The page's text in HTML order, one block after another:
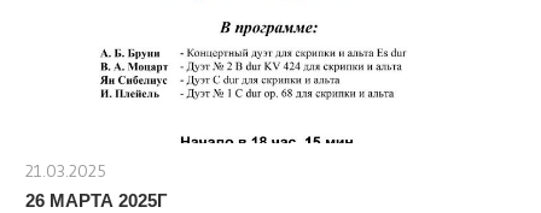
21.03.2025
26 МАРТА 2025Г